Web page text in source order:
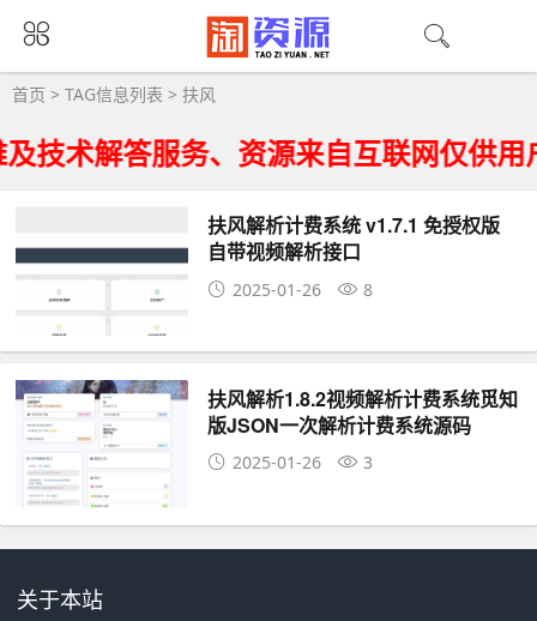
扶风大全 - 扶风相关资源下载
首页 > TAG信息列表 > 扶风
技术解答服务、资源来自互联网仅供
扶风解析计费系统 v1.7.1 免授权版
自带视频解析接口
2025-01-26 8
扶风解析1.8.2视频解析计费系统觅知
版JSON一次解析计费系统源码
2025-01-26 3
关于本站